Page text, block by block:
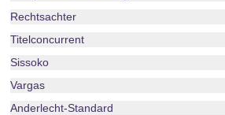
Rechtsachter
Titelconcurrent
Sissoko
Vargas
Anderlecht-Standard